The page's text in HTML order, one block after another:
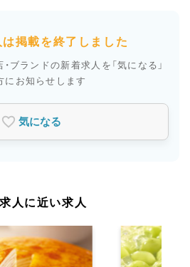
掲載を終了しました
ブランドの新着求人を 「気になる」
にお知らせします
気になる
人に近い求人